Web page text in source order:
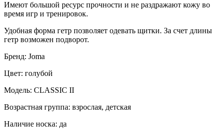
Имеют большой ресурс прочности и не раздражают кожу во
время игр и тренировок.
Удобная форма гетр позволяет одевать щитки. За счет длины
гетр возможен подворот.
Бренд: Joma
Цвет: голубой
Модель: CLASSIC II
Возрастная группа: взрослая, детская
Наличие носка: да